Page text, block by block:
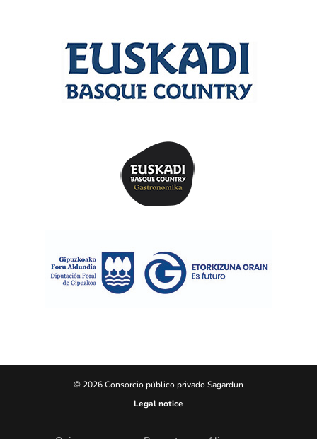
© 2026 Consorcio público privado Sagardun
Legal notice